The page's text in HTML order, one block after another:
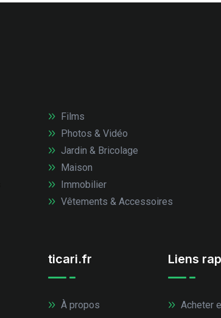
Films
Photos & Vidéo
Jardin & Bricolage
Maison
Immobilier
Vêtements & Accessoires
ticari.fr
À propos
Liens
Acheter